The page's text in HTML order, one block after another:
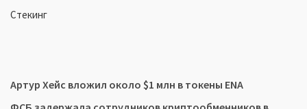
Стекинг
Артур Хейс вложил около $1 млн в токены ENA